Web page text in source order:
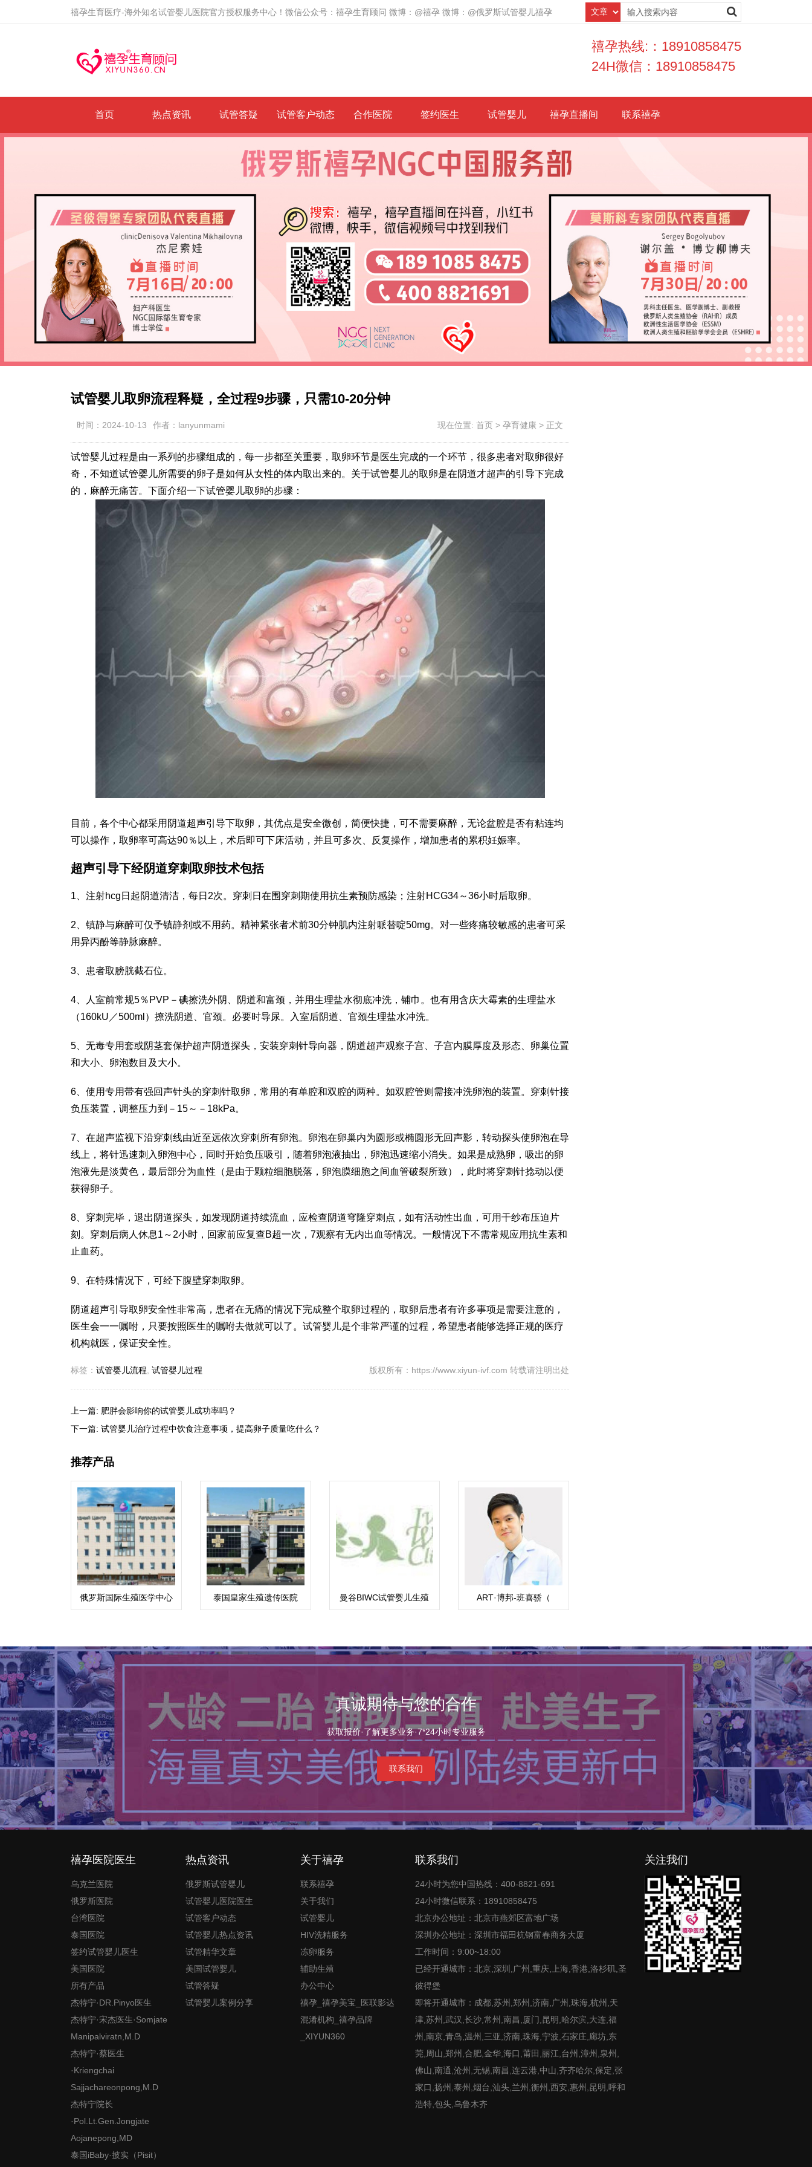
禧孕生育医疗-海外知名试管婴儿医院官方授权服务中心！微信公众号：禧孕生育顾问 微博：@禧孕 微博：@俄罗斯试管婴儿禧孕
禧孕热线:：18910858475
24H微信：18910858475
首页 热点资讯 试管答疑 试管客户动态 合作医院 签约医生 试管婴儿 禧孕直播间 联系禧孕
试管婴儿取卵流程释疑，全过程9步骤，只需10-20分钟
时间：2024-10-13 作者：lanyunmami 现在位置: 首页 > 孕育健康 > 正文
试管婴儿过程是由一系列的步骤组成的，每一步都至关重要，取卵环节是医生完成的一个环节，很多患者对取卵很好
奇，不知道试管婴儿所需要的卵子是如何从女性的体内取出来的。关于试管婴儿的取卵是在阴道才超声的引导下完成
的，麻醉无痛苦。下面介绍一下试管婴儿取卵的步骤：
目前，各个中心都采用阴道超声引导下取卵，其优点是安全微创，简便快捷，可不需要麻醉，无论盆腔是否有粘连均
可以操作，取卵率可高达90％以上，术后即可下床活动，并且可多次、反复操作，增加患者的累积妊娠率。
超声引导下经阴道穿刺取卵技术包括
1、注射hcg日起阴道清洁，每日2次。穿刺日在围穿刺期使用抗生素预防感染；注射HCG34～36小时后取卵。
2、镇静与麻醉可仅予镇静剂或不用药。精神紧张者术前30分钟肌内注射哌替啶50mg。对一些疼痛较敏感的患者可采
用异丙酚等静脉麻醉。
3、患者取膀胱截石位。
4、人室前常规5％PVP－碘擦洗外阴、阴道和富颈，并用生理盐水彻底冲洗，铺巾。也有用含庆大霉素的生理盐水
（160kU／500ml）撩洗阴道、官颈。必要时导尿。入室后阴道、官颈生理盐水冲洗。
5、无毒专用套或阴茎套保护超声阴道探头，安装穿刺针导向器，阴道超声观察子宫、子宫内膜厚度及形态、卵巢位置
和大小、卵泡数目及大小。
6、使用专用带有强回声针头的穿刺针取卵，常用的有单腔和双腔的两种。如双腔管则需接冲洗卵泡的装置。穿刺针接
负压装置，调整压力到－15～－18kPa。
7、在超声监视下沿穿刺线由近至远依次穿刺所有卵泡。卵泡在卵巢内为圆形或椭圆形无回声影，转动探头使卵泡在导
线上，将针迅速刺入卵泡中心，同时开始负压吸引，随着卵泡液抽出，卵泡迅速缩小消失。如果是成熟卵，吸出的卵
泡液先是淡黄色，最后部分为血性（是由于颗粒细胞脱落，卵泡膜细胞之间血管破裂所致），此时将穿刺针捻动以便
获得卵子。
8、穿刺完毕，退出阴道探头，如发现阴道持续流血，应检查阴道穹隆穿刺点，如有活动性出血，可用干纱布压迫片
刻。穿刺后病人休息1～2小时，回家前应复查B超一次，7观察有无内出血等情况。一般情况下不需常规应用抗生素和
止血药。
9、在特殊情况下，可经下腹壁穿刺取卵。
阴道超声引导取卵安全性非常高，患者在无痛的情况下完成整个取卵过程的，取卵后患者有许多事项是需要注意的，
医生会一一嘱咐，只要按照医生的嘱咐去做就可以了。试管婴儿是个非常严谨的过程，希望患者能够选择正规的医疗
机构就医，保证安全性。
标签： 试管婴儿流程 试管婴儿过程 版权所有：https://www.xiyun-ivf.com 转载请注明出处
上一篇: 肥胖会影响你的试管婴儿成功率吗？
下一篇: 试管婴儿治疗过程中饮食注意事项，提高卵子质量吃什么？
推荐产品
俄罗斯国际生殖医学中心
(ICRM)
泰国皇家生殖遗传医院
曼谷BIWC试管婴儿生殖
中心
ART·博邦-班喜骄（
Pokpong Pansrikaew）
真诚期待与您的合作
获取报价·了解更多业务·7*24小时专业服务
联系我们
禧孕医院医生
乌克兰医院
俄罗斯医院
台湾医院
泰国医院
签约试管婴儿医生
美国医院
所有产品
杰特宁·DR.Pinyo医生
杰特宁·宋杰医生·Somjate
Manipalviratn,M.D
杰特宁·蔡医生
·Kriengchai
Sajjachareonpong,M.D
杰特宁院长
·Pol.Lt.Gen.Jongjate
Aojanepong,MD
泰国iBaby·披实（Pisit）
热点资讯
俄罗斯试管婴儿
试管婴儿医院医生
试管客户动态
试管婴儿热点资讯
试管精华文章
美国试管婴儿
试管答疑
试管婴儿案例分享
关于禧孕
联系禧孕
关于我们
试管婴儿
HIV洗精服务
冻卵服务
辅助生殖
办公中心
禧孕_禧孕美宝_医联影达
混淆机构_禧孕品牌
_XIYUN360
联系我们
24小时为您中国热线：400-8821-691
24小时微信联系：18910858475
北京办公地址：北京市燕郊区富地广场
深圳办公地址：深圳市福田杭钢富春商务大厦
工作时间：9:00~18:00
已经开通城市：北京,深圳,广州,重庆,上海,香港,洛杉矶,圣
彼得堡
即将开通城市：成都,苏州,郑州,济南,广州,珠海,杭州,天
津,苏州,武汉,长沙,常州,南昌,厦门,昆明,哈尔滨,大连,福
州,南京,青岛,温州,三亚,济南,珠海,宁波,石家庄,廊坊,东
莞,周山,郑州,合肥,金华,海口,莆田,丽江,台州,漳州,泉州,
佛山,南通,沧州,无锡,南昌,连云港,中山,齐齐哈尔,保定,张
家口,扬州,泰州,烟台,汕头,兰州,衡州,西安,惠州,昆明,呼和
浩特,包头,乌鲁木齐
关注我们